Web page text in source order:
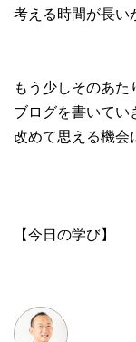
考える時間が長い
もう少しそのあ
ブログを書いてい
改めて思える機会
【今日の学び】